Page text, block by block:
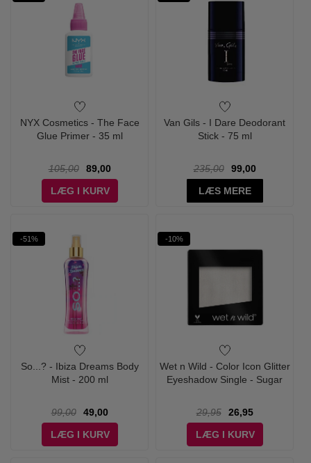
NYX Cosmetics - The Face
Glue Primer - 35 ml
105,00
89,00
LÆG I KURV
Van Gils - I Dare Deodorant
Stick - 75 ml
235,00
99,00
LÆS MERE
-51%
So...? - Ibiza Dreams Body
Mist - 200 ml
99,00
49,00
LÆG I KURV
-10%
Wet n Wild - Color Icon Glitter
Eyeshadow Single - Sugar
29,95
26,95
LÆG I KURV